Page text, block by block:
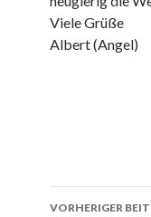
Viele Grüße
Albert (Angel)
Beitrags-
VORHERIGER